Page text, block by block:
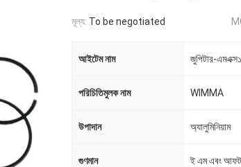
মূল্য: To be negotiated
আইটেম নাম জুপিটার-
পরিচিতিমুলক নাম WIMMA
উপাদান অ্যালুমিনিয়াম
গুণমান ই এম এবং